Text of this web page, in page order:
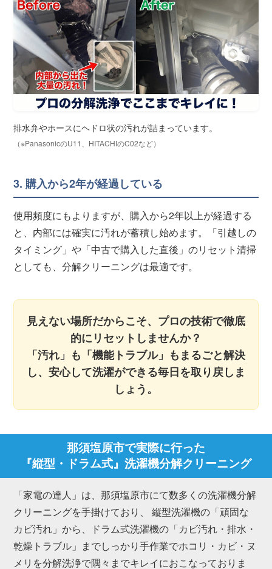
排水弁やホースにヘドロ状の汚れが詰まっています。
（※PanasonicのU11、HITACHIのC02など）
3. 購入から2年が経過している
使用頻度にもよりますが、購入から2年以上が経過する
と、内部には確実に汚れが蓄積し始めます。「引越しの
タイミング」や「中古で購入した直後」のリセット清掃
としても、分解クリーニングは最適です。
見えない場所だからこそ、プロの技術で徹底
的にリセットしませんか？
「汚れ」も「機能トラブル」もまるごと解決
し、安心して洗濯ができる毎日を取り戻しま
しょう。
那須塩原市で実際に行った
『縦型・ドラム式』洗濯機分解クリーニング
「家電の達人」は、那須塩原市にて数多くの洗濯機分解
クリーニングを手掛けており、 縦型洗濯機の「頑固な
カビ汚れ」から、ドラム式洗濯機の「カビ汚れ・排水・
乾燥トラブル」までしっかり手作業でホコリ・カビ・ヌ
メリを分解洗浄で隅々までキレイにおこなっておりま